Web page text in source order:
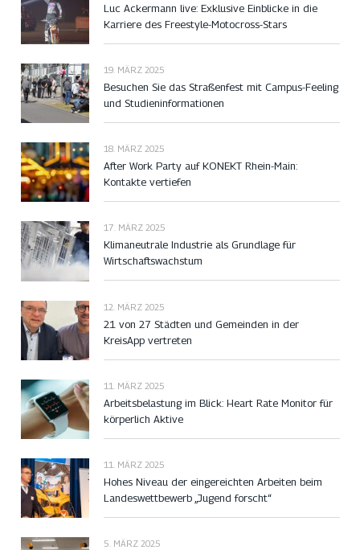
Luc Ackermann live: Exklusive Einblicke in die
Karriere des Freestyle-Motocross-Stars
19. MÄRZ 2025
Besuchen Sie das Straßenfest mit Campus-Feeling
und Studieninformationen
18. MÄRZ 2025
After Work Party auf KONEKT Rhein-Main:
Kontakte vertiefen
17. MÄRZ 2025
Klimaneutrale Industrie als Grundlage für
Wirtschaftswachstum
12. MÄRZ 2025
21 von 27 Städten und Gemeinden in der
KreisApp vertreten
11. MÄRZ 2025
Arbeitsbelastung im Blick: Heart Rate Monitor für
körperlich Aktive
11. MÄRZ 2025
Hohes Niveau der eingereichten Arbeiten beim
Landeswettbewerb „Jugend forscht“
5. MÄRZ 2025